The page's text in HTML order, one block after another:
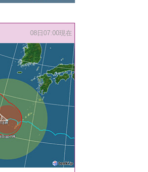
08日07:00現在